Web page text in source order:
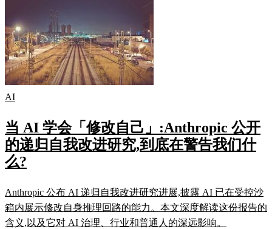
AI
当 AI 学会「修改自己」:Anthropic 公开
的递归自我改进研究,到底在警告我们什
么?
Anthropic 公布 AI 递归自我改进研究进展,披露 AI 已在受控沙
箱内展示修改自身推理回路的能力。本文深度解读这份报告的
含义,以及它对 AI 治理、行业和普通人的深远影响。